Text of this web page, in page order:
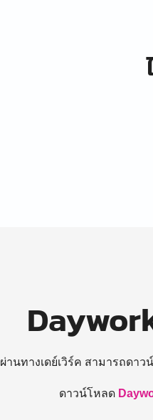
านทางเดย์เวิร์ค สามารถดา
ดาวน์โหลด